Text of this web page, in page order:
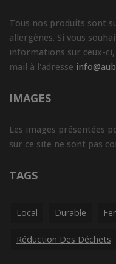
Tous nos produits sont
allergènes. Si vous
informations sur ceux-
mail à l'adresse
IMAGES
Les images présentées
sur ce site ne sont pas
TAGS
Local Durable
Réduction Des Déchets